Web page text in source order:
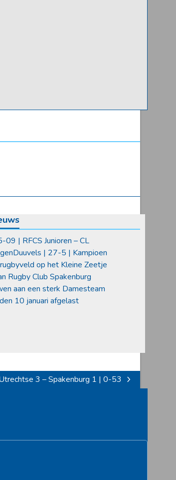
| RFCS Junioren – CL
| 27-5 | Kampioen
op het Kleine Zeetje
Rugby Club Spakenburg
aan een sterk Damesteam
10 januari afgelast
3 – Spakenburg 1 | 0-53